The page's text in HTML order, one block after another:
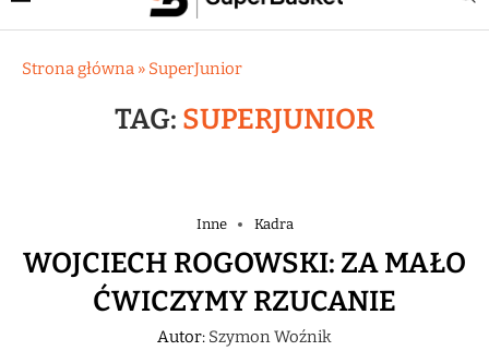
Strona główna » SuperJunior
TAG: SUPERJUNIOR
Inne Kadra
WOJCIECH ROGOWSKI: ZA MAŁO
ĆWICZYMY RZUCANIE
Autor: Szymon Woźnik